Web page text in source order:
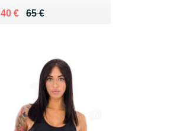
65 €
Au lieu de 65 €
40 €
Vendu 40 €